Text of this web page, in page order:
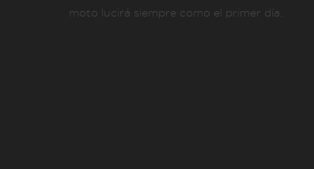
moto lucirá siempre como el primer día.